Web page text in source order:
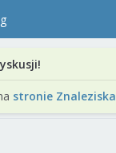
stronie Znaleziska